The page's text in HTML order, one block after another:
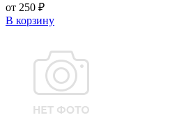
от 250 ₽
В корзину